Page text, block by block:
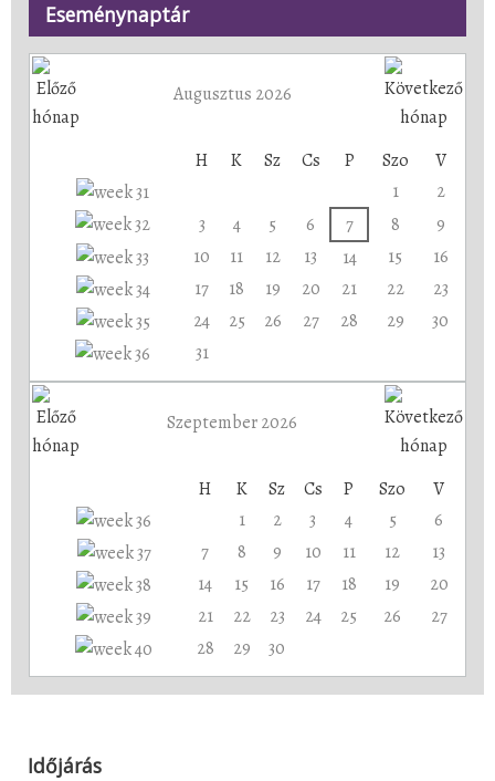
Eseménynaptár
Augusztus 2026
H K Sz Cs P Szo
V
1
2
3
4 5 6 7 8
9
10
11 12 13 14 15
16
17
18 19 20 21 22
23
24
25 26 27 28 29
30
31
Szeptember 2026
H K Sz Cs P Szo
V
1
2 3 4 5
6
7
8 9 10 11 12
13
14
15 16 17 18 19
20
21
22 23 24 25 26
27
28
29 30
Időjárás